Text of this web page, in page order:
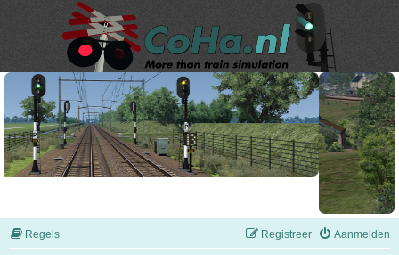
Regels Aanmelden
Registreer